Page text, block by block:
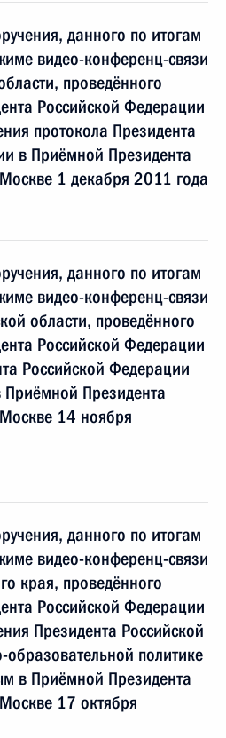
данного по итогам
видео-конференц-связи
проведённого
Российской Федерации
протокола Президента
в Приёмной Президента
1 декабря 2011 года
данного по итогам
видео-конференц-связи
области, проведённого
Российской Федерации
Российской Федерации
Президента
14 ноября
данного по итогам
видео-конференц-связи
края, проведённого
Российской Федерации
Президента Российской
политике
в Приёмной Президента
17 октября